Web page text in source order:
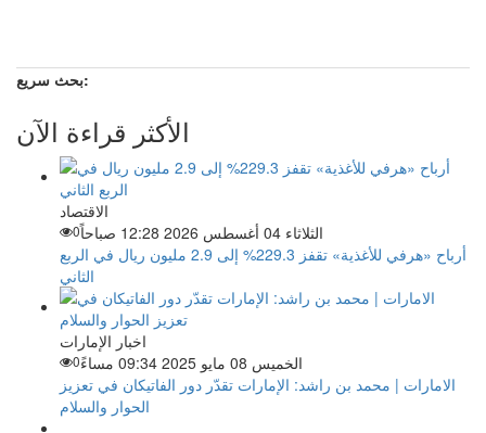
بحث سريع:
الأكثر قراءة الآن
الاقتصاد
الثلاثاء 04 أغسطس 2026 12:28 صباحاً
0
أرباح «هرفي للأغذية» تقفز 229.3% إلى 2.9 مليون ريال في الربع
الثاني
اخبار الإمارات
الخميس 08 مايو 2025 09:34 مساءً
0
الامارات | محمد بن راشد: الإمارات تقدّر دور الفاتيكان في تعزيز
الحوار والسلام